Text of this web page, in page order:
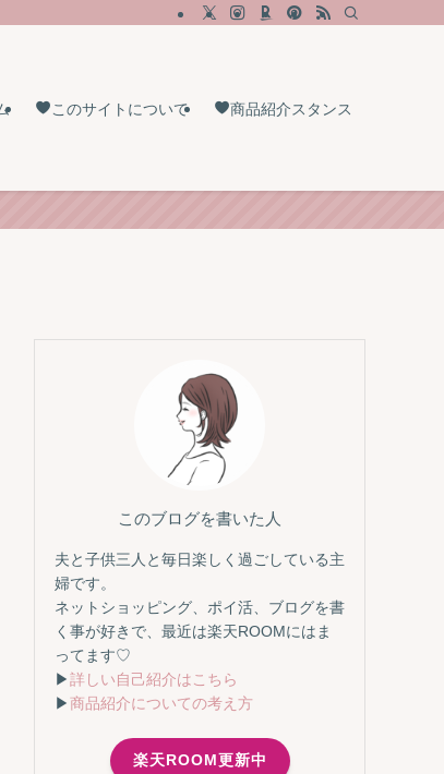
このサイトについて 商品紹介スタンス
このブログを書いた人
夫と子供三人と毎日楽しく過ごしている主
婦です。
ネットショッピング、ポイ活、ブログを書
く事が好きで、最近は楽天ROOMにはま
ってます♡
▶詳しい自己紹介はこちら
▶商品紹介についての考え方
楽天ROOM更新中